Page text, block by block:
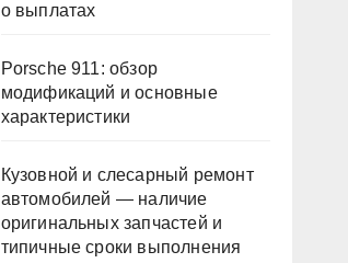
о выплатах
Porsche 911: обзор
модификаций и основные
характеристики
Кузовной и слесарный ремонт
автомобилей — наличие
оригинальных запчастей и
типичные сроки выполнения